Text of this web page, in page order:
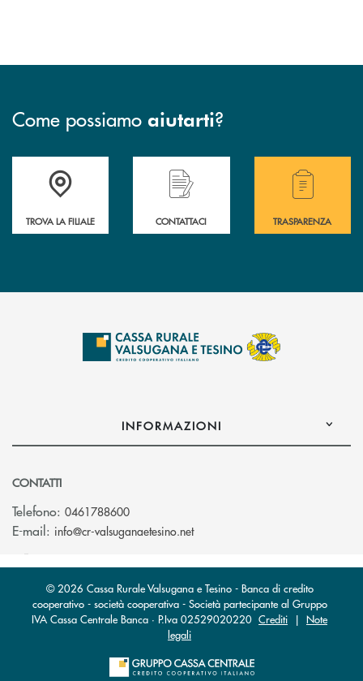
Come possiamo aiutarti?
Accedi all' elenco completo delle filiali .
TROVA LA FILIALE
Hai bisogno di assistenza immediata?
CONTATTACI
Hai bisogno di
TRASPARENZA
INFORMAZIONI
CONTATTI
Telefono: 0461788600
E-mail: info@cr-valsuganaetesino.net(si apre l’app di posta
© 2026 Cassa Rurale Valsugana e Tesino - Banca di credito
cooperativo - società cooperativa - Società partecipante al Gruppo
IVA Cassa Centrale Banca · P.Iva 02529020220 Crediti | Note
legali